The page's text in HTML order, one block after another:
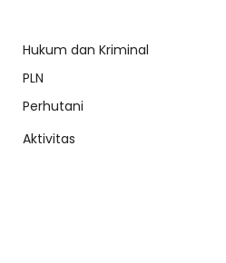
Hukum dan Kriminal
PLN
Perhutani
Aktivitas